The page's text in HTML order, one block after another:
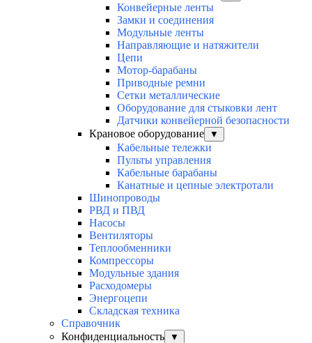
Конвейерные ленты
Замки и соединения
Модульные ленты
Направляющие и натяжители
Цепи
Мотор-барабаны
Приводные ремни
Сетки металлические
Оборудование для стыковки лент
Датчики конвейерной безопасности
Крановое оборудование
▼
Кабельные тележки
Пульты управления
Кабельные барабаны
Канатные и цепные электротали
Шинопроводы
РВД и ПВД
Насосы
Вентиляторы
Теплообменники
Компрессоры
Модульные здания
Расходомеры
Энергоцепи
Складская техника
Справочник
Конфиденциальность
▼